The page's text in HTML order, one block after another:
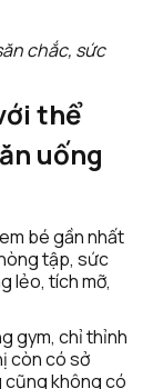
chắc, sức
thể
uống
bé gần nhất
tập, sức
lẻo, tích mỡ,
gym, chỉ thỉnh
còn có sở
cũng không có